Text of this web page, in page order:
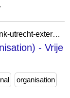
https://research.vu.nl/en/activities/rechtbank-utrecht-external-organisation-6/
- Vrije
organisation